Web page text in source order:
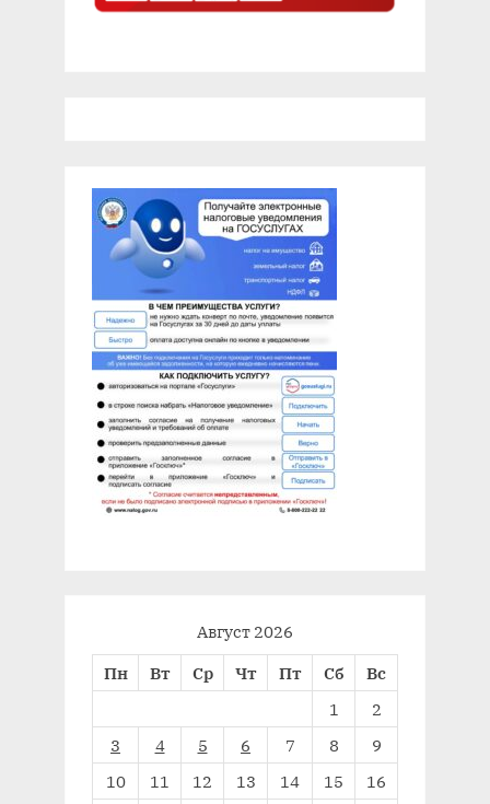
Август 2026
Пн
Вт Ср Чт Пт Сб
Вс
1
2
3
4 5 6 7 8
9
10
11 12 13 14 15
16